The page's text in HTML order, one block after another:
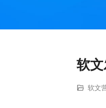
软
软文